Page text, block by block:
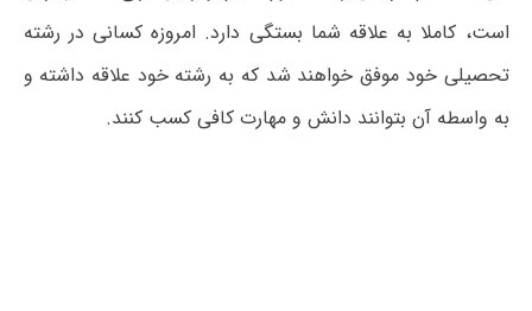
است، کاملا به علاقه شما بستگی دارد. امروزه کسانی در رشته
تحصیلی خود موفق خواهند شد که به رشته خود علاقه داشته و
به واسطه آن بتوانند دانش و مهارت کافی کسب کنند.